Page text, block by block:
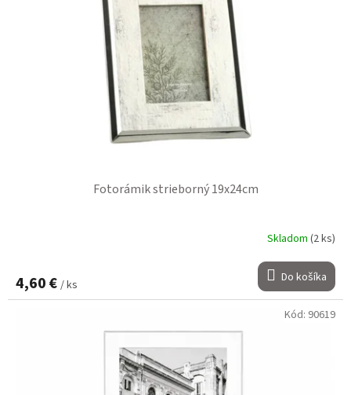
Fotorámik strieborný 19x24cm
Skladom (2 ks)
4,60 € / ks Do košíka
Kód: 90619